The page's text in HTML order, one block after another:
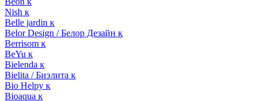
Nish к
Belle jardin к
Belor Design / Белор Дезайн к
Berrisom к
BeYu к
Bielenda к
Bielita / Биэлита к
Bio Helpy к
Bioaqua к